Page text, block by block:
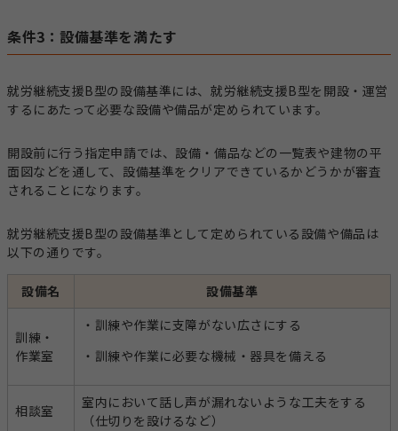
条件3：設備基準を満たす
就労継続支援B型の設備基準には、就労継続支援B型を開設・運営
するにあたって必要な設備や備品が定められています。
開設前に行う指定申請では、設備・備品などの一覧表や建物の平
面図などを通して、設備基準をクリアできているかどうかが審査
されることになります。
就労継続支援B型の設備基準として定められている設備や備品は
以下の通りです。
設備名 設備基準
訓練・
作業室
・訓練や作業に支障がない広さにする
・訓練や作業に必要な機械・器具を備える
相談室
室内において話し声が漏れないような工夫をする
（仕切りを設けるなど）